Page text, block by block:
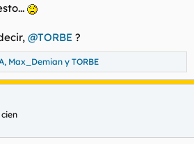
@TORBE ?
, Max_Demian y TORBE